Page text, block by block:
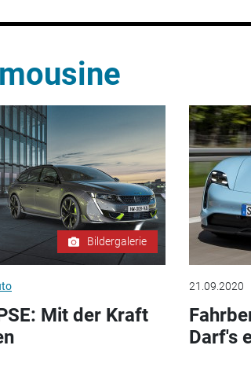
Bildergalerie
Mit der Kraft
21.09.2020
Darf's